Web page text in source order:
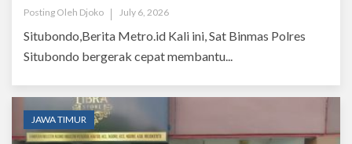
Posting Oleh Djoko July 6, 2026
Situbondo,Berita Metro.id Kali ini, Sat Binmas Polres
Situbondo bergerak cepat membantu...
JAWA TIMUR